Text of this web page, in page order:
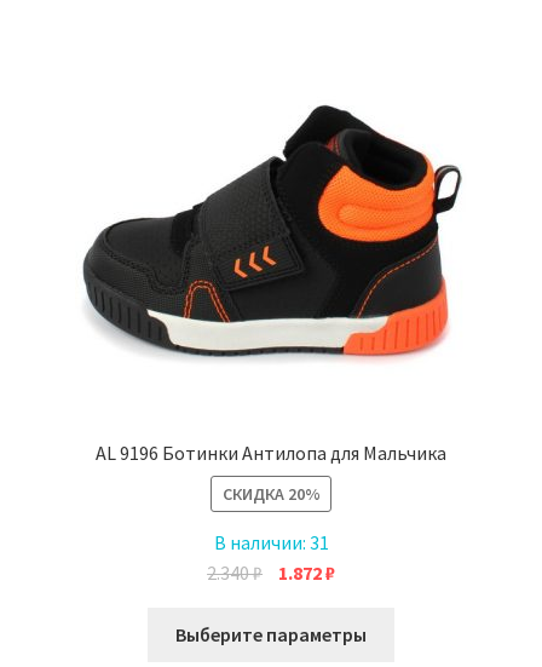
выбрать
на
странице
товара.
AL 9196 Ботинки Антилопа для Мальчика
СКИДКА20%
В наличии: 31
2.340₽
Первоначальная
составляла
1.872₽Текущая
1.872 ₽.
Выберите параметры